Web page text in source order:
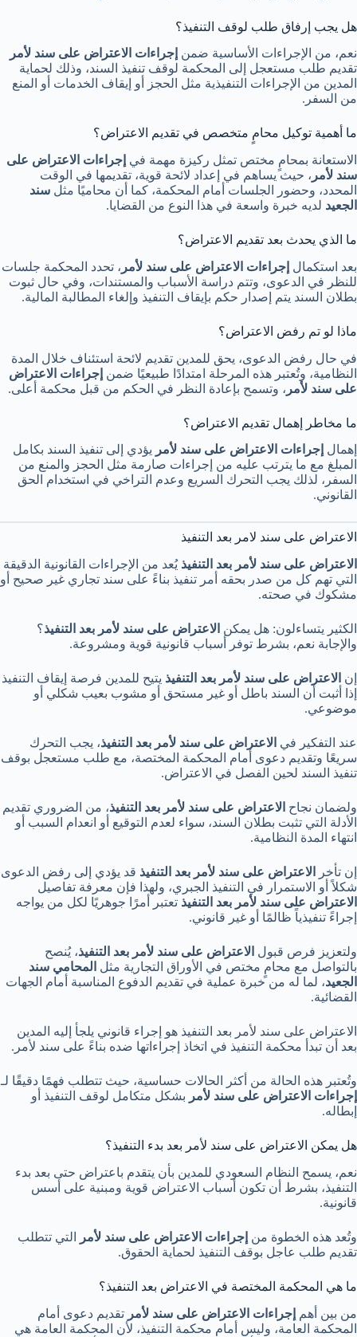
هل يجب إرفاق طلب لوقف التنفيذ؟
نعم، من الإجراءات الأساسية ضمن إجراءات الاعتراض على سند لأمر
تقديم طلب مستعجل إلى المحكمة لوقف تنفيذ السند، وذلك لحماية
المدين من الإجراءات التنفيذية مثل الحجز أو إيقاف الخدمات أو المنع
من السفر.
ما أهمية توكيل محامٍ متخصص في تقديم الاعتراض؟
الاستعانة بمحامٍ مختص تمثل ركيزة مهمة في إجراءات الاعتراض على
سند لأمر ، حيث يساهم في إعداد لائحة قوية، تقديمها في الوقت
المحدد، وحضور الجلسات أمام المحكمة، كما أن محاميًا مثل سند
الجعيد لديه خبرة واسعة في هذا النوع من القضايا.
ما الذي يحدث بعد تقديم الاعتراض؟
بعد استكمال إجراءات الاعتراض على سند لأمر ، تحدد المحكمة جلسات
للنظر في الدعوى، وتتم دراسة الأسباب والمستندات، وفي حال ثبوت
بطلان السند يتم إصدار حكم بإيقاف التنفيذ وإلغاء المطالبة المالية.
ماذا لو تم رفض الاعتراض؟
في حال رفض الدعوى، يحق للمدين تقديم لائحة استئناف خلال المدة
النظامية، وتُعتبر هذه المرحلة امتدادًا طبيعيًا ضمن إجراءات الاعتراض
على سند لأمر ، وتسمح بإعادة النظر في الحكم من قبل محكمة أعلى.
ما مخاطر إهمال تقديم الاعتراض؟
إهمال إجراءات الاعتراض على سند لأمر يؤدي إلى تنفيذ السند بكامل
المبلغ مع ما يترتب عليه من إجراءات صارمة مثل الحجز والمنع من
السفر، لذلك يجب التحرك السريع وعدم التراخي في استخدام الحق
القانوني.
الاعتراض على سند لامر بعد التنفيذ
الاعتراض على سند لأمر بعد التنفيذ يُعد من الإجراءات القانونية الدقيقة
التي تهم كل من صدر بحقه أمر تنفيذ بناءً على سند تجاري غير صحيح أو
مشكوك في صحته.
الكثير يتساءلون: هل يمكن الاعتراض على سند لأمر بعد التنفيذ؟
والإجابة نعم، بشرط توفر أسباب قانونية قوية ومشروعة.
إن الاعتراض على سند لأمر بعد التنفيذ يتيح للمدين فرصة إيقاف التنفيذ
إذا أثبت أن السند باطل أو غير مستحق أو مشوب بعيب شكلي أو
موضوعي.
عند التفكير في الاعتراض على سند لأمر بعد التنفيذ، يجب التحرك
سريعًا وتقديم دعوى أمام المحكمة المختصة، مع طلب مستعجل بوقف
تنفيذ السند لحين الفصل في الاعتراض.
ولضمان نجاح الاعتراض على سند لأمر بعد التنفيذ، من الضروري تقديم
الأدلة التي تثبت بطلان السند، سواء لعدم التوقيع أو انعدام السبب أو
انتهاء المدة النظامية.
إن تأخر الاعتراض على سند لأمر بعد التنفيذ قد يؤدي إلى رفض الدعوى
شكلاً أو الاستمرار في التنفيذ الجبري، ولهذا فإن معرفة تفاصيل
الاعتراض على سند لأمر بعد التنفيذ تعتبر أمرًا جوهريًا لكل من يواجه
إجراءً تنفيذياً ظالمًا أو غير قانوني.
ولتعزيز فرص قبول الاعتراض على سند لأمر بعد التنفيذ، يُنصح
بالتواصل مع محامٍ مختص في الأوراق التجارية مثل المحامي سند
الجعيد، لما له من خبرة عملية في تقديم الدفوع المناسبة أمام الجهات
القضائية.
الاعتراض على سند لأمر بعد التنفيذ هو إجراء قانوني يلجأ إليه المدين
بعد أن تبدأ محكمة التنفيذ في اتخاذ إجراءاتها ضده بناءً على سند لأمر.
وتُعتبر هذه الحالة من أكثر الحالات حساسية، حيث تتطلب فهمًا دقيقًا لـ
إجراءات الاعتراض على سند لأمر بشكل متكامل لوقف التنفيذ أو
إبطاله.
هل يمكن الاعتراض على سند لأمر بعد بدء التنفيذ؟
نعم، يسمح النظام السعودي للمدين بأن يتقدم باعتراض حتى بعد بدء
التنفيذ، بشرط أن تكون أسباب الاعتراض قوية ومبنية على أسس
قانونية.
وتُعد هذه الخطوة من إجراءات الاعتراض على سند لأمر
التي تتطلب
تقديم طلب عاجل بوقف التنفيذ لحماية الحقوق.
ما هي المحكمة المختصة في الاعتراض بعد التنفيذ؟
من بين أهم إجراءات الاعتراض على سند لأمر تقديم دعوى أمام
المحكمة العامة، وليس أمام محكمة التنفيذ، لأن المحكمة العامة هي